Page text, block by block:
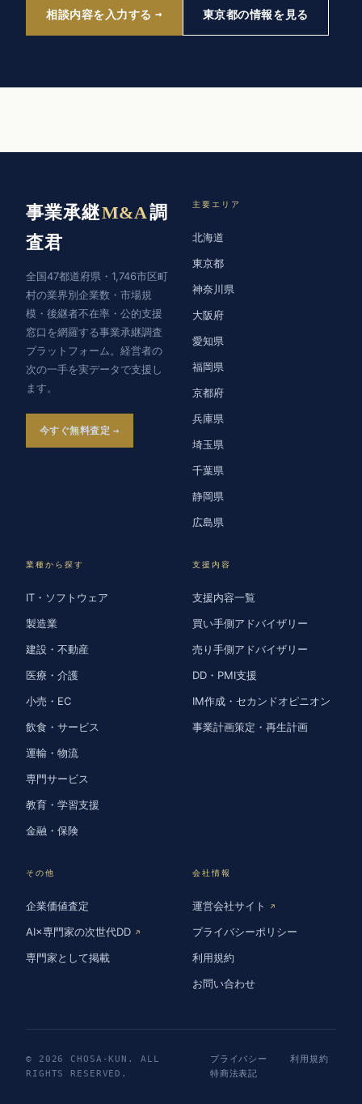
相談内容を入力する 東京都の情報を見る
事業承継M&A調
査君
全国47都道府県・1,746市区町
村の業界別企業数・市場規
模・後継者不在率・公的支援
窓口を網羅する事業承継調査
プラットフォーム。経営者の
次の一手を実データで支援し
ます。
今すぐ無料査定
主要エリア
北海道
東京都
神奈川県
大阪府
愛知県
福岡県
京都府
兵庫県
埼玉県
千葉県
静岡県
広島県
業種から探す
IT・ソフトウェア
製造業
建設・不動産
医療・介護
小売・EC
飲食・サービス
運輸・物流
専門サービス
教育・学習支援
金融・保険
支援内容
支援内容一覧
買い手側アドバイザリー
売り手側アドバイザリー
DD・PMI支援
IM作成・セカンドオピニオン
事業計画策定・再生計画
その他
企業価値査定
AI×専門家の次世代DD ↗
専門家として掲載
会社情報
運営会社サイト ↗
プライバシーポリシー
利用規約
お問い合わせ
© 2026 CHOSA-KUN. ALL
RIGHTS RESERVED.
プライバシー
利用規約
特商法表記